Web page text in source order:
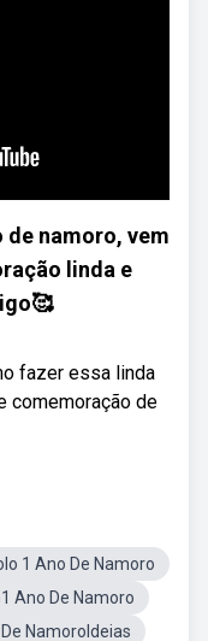
de namoro, vem
linda e
fazer essa linda
comemoração de
1 Ano De Namoro
Ano De Namoro
NamoroIdeias